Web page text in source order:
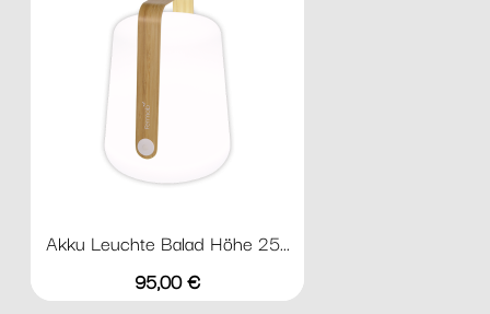
Akku Leuchte Balad Höhe 25...
Preis
95,00 €